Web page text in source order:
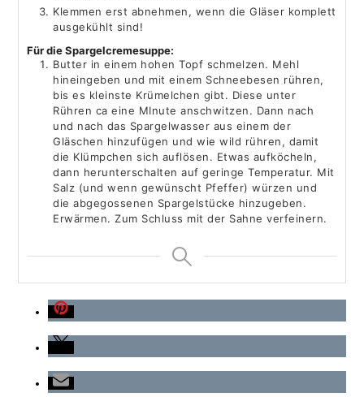
Klemmen erst abnehmen, wenn die Gläser komplett
ausgekühlt sind!
Für die Spargelcremesuppe:
Butter in einem hohen Topf schmelzen. Mehl
hineingeben und mit einem Schneebesen rühren,
bis es kleinste Krümelchen gibt. Diese unter
Rühren ca eine MInute anschwitzen. Dann nach
und nach das Spargelwasser aus einem der
Gläschen hinzufügen und wie wild rühren, damit
die Klümpchen sich auflösen. Etwas aufköcheln,
dann herunterschalten auf geringe Temperatur. Mit
Salz (und wenn gewünscht Pfeffer) würzen und
die abgegossenen Spargelstücke hinzugeben.
Erwärmen. Zum Schluss mit der Sahne verfeinern.